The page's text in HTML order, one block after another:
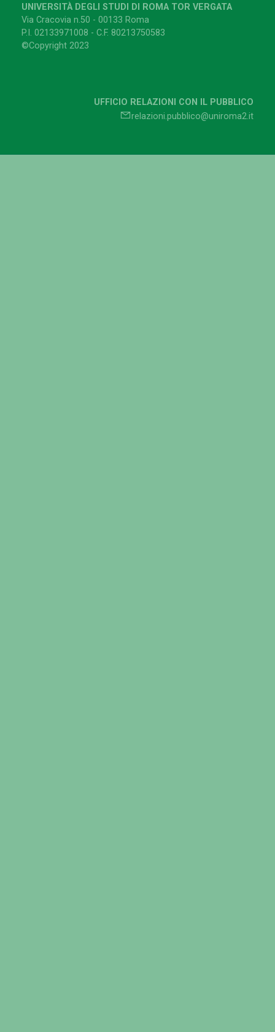
UNIVERSITÀ DEGLI STUDI DI ROMA TOR VERGATA
Via Cracovia n.50 - 00133 Roma
P.I. 02133971008 - C.F. 80213750583
©Copyright 2023
UFFICIO RELAZIONI CON IL PUBBLICO
relazioni.pubblico@uniroma2.it